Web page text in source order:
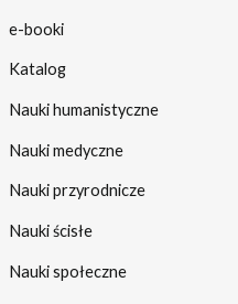
e-booki
Katalog
Nauki humanistyczne
Nauki medyczne
Nauki przyrodnicze
Nauki ścisłe
Nauki społeczne